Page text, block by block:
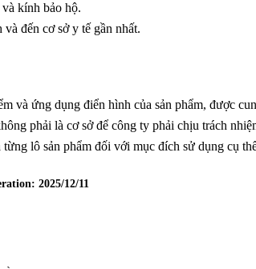
kính bảo hộ.
đến cơ sở y tế gần nhất.
và ứng dụng điển hình của sản phẩm, được
phải là cơ sở để công ty phải chịu trách
lô sản phẩm đối với mục đích sử dụng cụ
2025/12/11